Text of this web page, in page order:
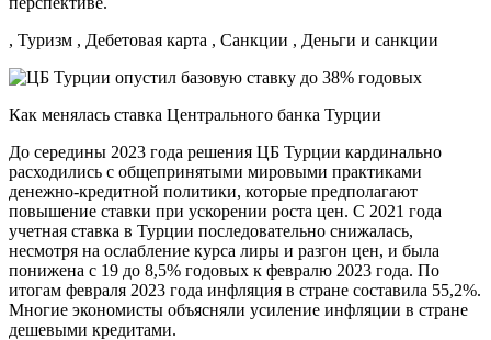
, Туризм , Дебетовая карта , Санкции , Деньги и санкции
Как менялась ставка Центрального банка Турции
До середины 2023 года решения ЦБ Турции кардинально
расходились с общепринятыми мировыми практиками
денежно-кредитной политики, которые предполагают
повышение ставки при ускорении роста цен. С 2021 года
учетная ставка в Турции последовательно снижалась,
несмотря на ослабление курса лиры и разгон цен, и была
понижена с 19 до 8,5% годовых к февралю 2023 года. По
итогам февраля 2023 года инфляция в стране составила 55,2%.
Многие экономисты объясняли усиление инфляции в стране
дешевыми кредитами.